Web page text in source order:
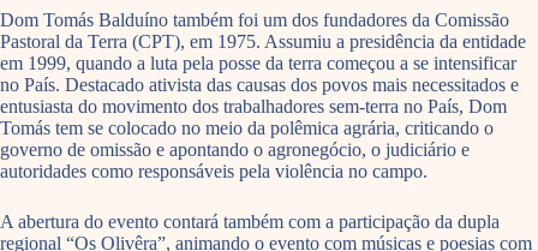
Dom Tomás Balduíno também foi um dos fundadores da Comissão
Pastoral da Terra (CPT), em 1975. Assumiu a presidência da entidade
em 1999, quando a luta pela posse da terra começou a se intensificar
no País. Destacado ativista das causas dos povos mais necessitados e
entusiasta do movimento dos trabalhadores sem-terra no País, Dom
Tomás tem se colocado no meio da polêmica agrária, criticando o
governo de omissão e apontando o agronegócio, o judiciário e
autoridades como responsáveis pela violência no campo.
A abertura do evento contará também com a participação da dupla
regional “Os Olivêra”, animando o evento com músicas e poesias com